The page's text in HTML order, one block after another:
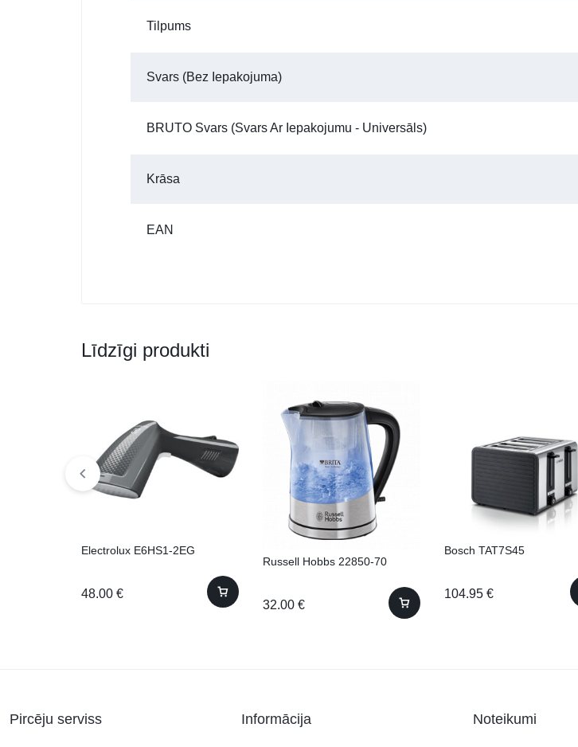
Tilpums
Svars (bez Iepakojuma)
BRUTO Svars (Svars Ar Iepakojumu - Universāls)
Krāsa
EAN
Līdzīgi produkti
Electrolux E6HS1-2EG
48.00 €
Russell Hobbs 22850-70
32.00 €
Bosch TAT7S45
104.95 €
Pircēju serviss Informācija Noteikumi